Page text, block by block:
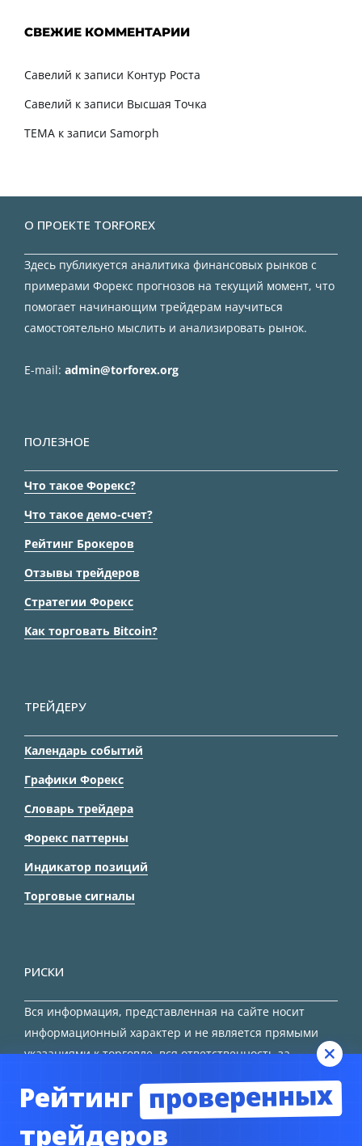
СВЕЖИЕ КОММЕНТАРИИ
Савелий к записи Контур Роста
Савелий к записи Высшая Точка
TEMA к записи Samorph
О ПРОЕКТЕ TORFOREX
Здесь публикуется аналитика финансовых рынков с
примерами Форекс прогнозов на текущий момент, что
помогает начинающим трейдерам научиться
самостоятельно мыслить и анализировать рынок.
E-mail: admin@torforex.org
ПОЛЕЗНОЕ
Что такое Форекс?
Что такое демо-счет?
Рейтинг Брокеров
Отзывы трейдеров
Стратегии Форекс
Как торговать Bitcoin?
ТРЕЙДЕРУ
Календарь событий
Графики Форекс
Словарь трейдера
Форекс паттерны
Индикатор позиций
Торговые сигналы
РИСКИ
Вся информация, представленная на сайте носит
информационный характер и не является прямыми
указаниями к торговле, вся ответственность за
Рейтинг проверенных
трейдеров